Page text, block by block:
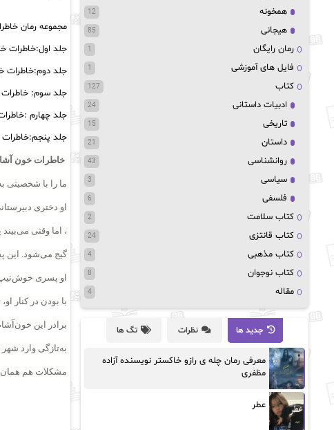
مجموعه رمان
جلد اول:خاطرات
جلد
جلد سوم:
جلد چهارم
جلد
خاطرات خون
ما را با شخصیتی
او دختری
، اما وقتی
گیج می‌شود. این
او پسری
با بودن در کنار
برادر این
به‌تازگی وارد
مشکلات هم
همخونه 12
هیجانی 85
رمان رایگان 1
فایل های آموزشی 1
کتاب 127
ادبیات داستانی 24
تاریخی 15
داستان 21
روانشناسی 43
سیاسی 3
فلسفی 6
کتاب سلامت 2
کتاب قانتزی 24
کتاب مذهبی 4
کتاب نوجوان 8
مقاله 4
جدید ها نظرات تگ ها
معرفی رمان چله ی رازو خاکستر نویسنده آزاده
مظفری
عطر